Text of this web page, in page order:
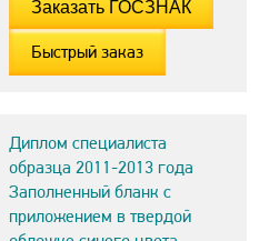
Быстрый заказ
Диплом специалиста
образца 2011-2013 года
Заполненный бланк с
приложением в твердой